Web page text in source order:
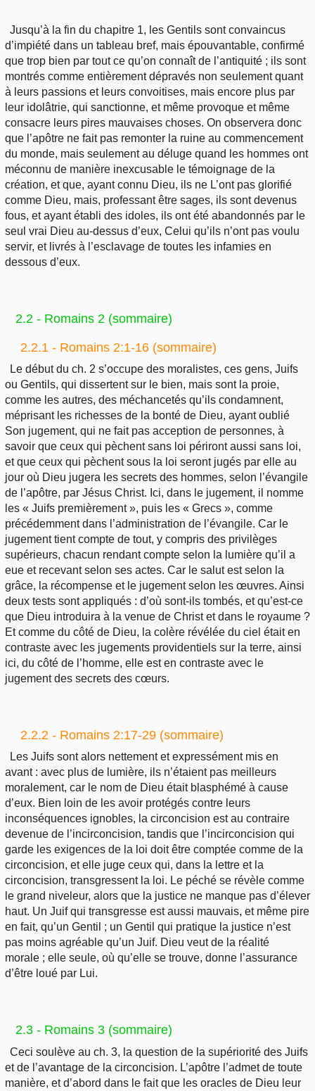
Jusqu’à la fin du chapitre 1, les Gentils sont convaincus
d’impiété dans un tableau bref, mais épouvantable, confirmé
que trop bien par tout ce qu’on connaît de l’antiquité ; ils sont
montrés comme entièrement dépravés non seulement quant
à leurs passions et leurs convoitises, mais encore plus par
leur idolâtrie, qui sanctionne, et même provoque et même
consacre leurs pires mauvaises choses. On observera donc
que l’apôtre ne fait pas remonter la ruine au commencement
du monde, mais seulement au déluge quand les hommes ont
méconnu de manière inexcusable le témoignage de la
création, et que, ayant connu Dieu, ils ne L’ont pas glorifié
comme Dieu, mais, professant être sages, ils sont devenus
fous, et ayant établi des idoles, ils ont été abandonnés par le
seul vrai Dieu au-dessus d’eux, Celui qu’ils n’ont pas voulu
servir, et livrés à l’esclavage de toutes les infamies en
dessous d’eux.
2.2 - Romains 2 (sommaire)
2.2.1 - Romains 2:1-16 (sommaire)
Le début du ch. 2 s’occupe des moralistes, ces gens, Juifs
ou Gentils, qui dissertent sur le bien, mais sont la proie,
comme les autres, des méchancetés qu’ils condamnent,
méprisant les richesses de la bonté de Dieu, ayant oublié
Son jugement, qui ne fait pas acception de personnes, à
savoir que ceux qui pèchent sans loi périront aussi sans loi,
et que ceux qui pèchent sous la loi seront jugés par elle au
jour où Dieu jugera les secrets des hommes, selon l’évangile
de l’apôtre, par Jésus Christ. Ici, dans le jugement, il nomme
les « Juifs premièrement », puis les « Grecs », comme
précédemment dans l’administration de l’évangile. Car le
jugement tient compte de tout, y compris des privilèges
supérieurs, chacun rendant compte selon la lumière qu’il a
eue et recevant selon ses actes. Car le salut est selon la
grâce, la récompense et le jugement selon les œuvres. Ainsi
deux tests sont appliqués : d’où sont-ils tombés, et qu’est-ce
que Dieu introduira à la venue de Christ et dans le royaume ?
Et comme du côté de Dieu, la colère révélée du ciel était en
contraste avec les jugements providentiels sur la terre, ainsi
ici, du côté de l’homme, elle est en contraste avec le
jugement des secrets des cœurs.
2.2.2 - Romains 2:17-29 (sommaire)
Les Juifs sont alors nettement et expressément mis en
avant : avec plus de lumière, ils n’étaient pas meilleurs
moralement, car le nom de Dieu était blasphémé à cause
d’eux. Bien loin de les avoir protégés contre leurs
inconséquences ignobles, la circoncision est au contraire
devenue de l’incirconcision, tandis que l’incirconcision qui
garde les exigences de la loi doit être comptée comme de la
circoncision, et elle juge ceux qui, dans la lettre et la
circoncision, transgressent la loi. Le péché se révèle comme
le grand niveleur, alors que la justice ne manque pas d’élever
haut. Un Juif qui transgresse est aussi mauvais, et même pire
en fait, qu’un Gentil ; un Gentil qui pratique la justice n’est
pas moins agréable qu’un Juif. Dieu veut de la réalité
morale ; elle seule, où qu’elle se trouve, donne l’assurance
d’être loué par Lui.
2.3 - Romains 3 (sommaire)
Ceci soulève au ch. 3, la question de la supériorité des Juifs
et de l’avantage de la circoncision. L’apôtre l’admet de toute
manière, et d’abord dans le fait que les oracles de Dieu leur